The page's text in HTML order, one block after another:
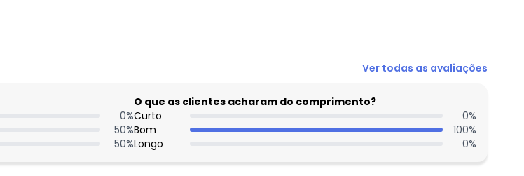
N/D*
N/D*
R$ 135,96
R$ 135,96
N/D*
Ver todas as avaliações
0%
50%
50%
O que as clientes acharam do comprimento?
Curto
0%
Bom
100%
Longo
0%